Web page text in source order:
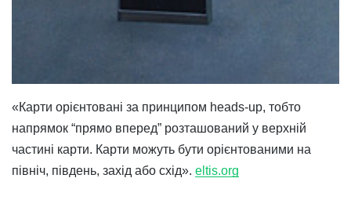
«Карти орієнтовані за принципом heads-up, тобто
напрямок “прямо вперед” розташований у верхній
частині карти. Карти можуть бути орієнтованими на
північ, південь, захід або схід». eltis.org